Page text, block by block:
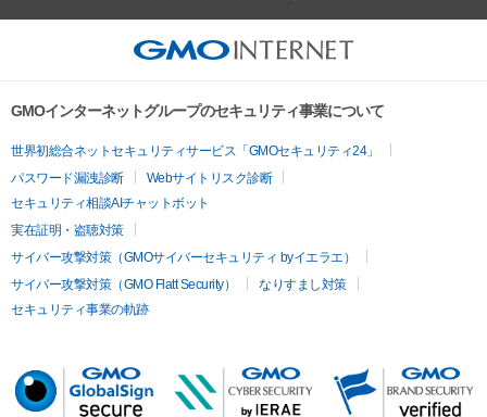
GMOインターネットグループのセキュリティ事業について
世界初総合ネットセキュリティサービス「GMOセキュリティ24」
パスワード漏洩診断
Webサイトリスク診断
セキュリティ相談AIチャットボット
実在証明・盗聴対策
サイバー攻撃対策（GMOサイバーセキュリティ byイエラエ）
サイバー攻撃対策（GMO Flatt Security）
なりすまし対策
セキュリティ事業の軌跡